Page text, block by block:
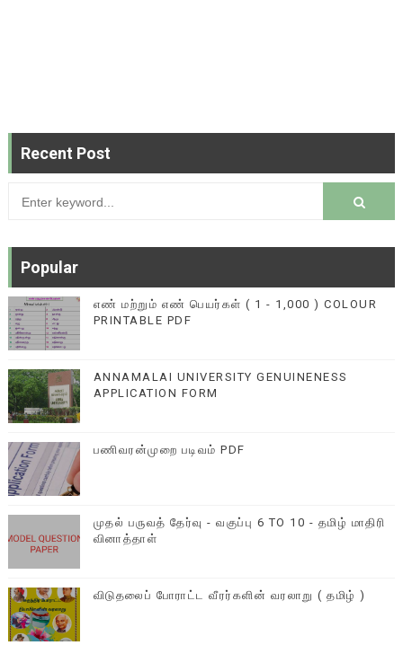
Recent Post
Popular
எண் மற்றும் எண் பெயர்கள் ( 1 - 1,000 ) COLOUR
PRINTABLE PDF
ANNAMALAI UNIVERSITY GENUINENESS
APPLICATION FORM
பணிவரன்முறை படிவம் PDF
முதல் பருவத் தேர்வு - வகுப்பு 6 TO 10 - தமிழ் மாதிரி
வினாத்தாள்
விடுதலைப் போராட்ட வீரர்களின் வரலாறு ( தமிழ் )